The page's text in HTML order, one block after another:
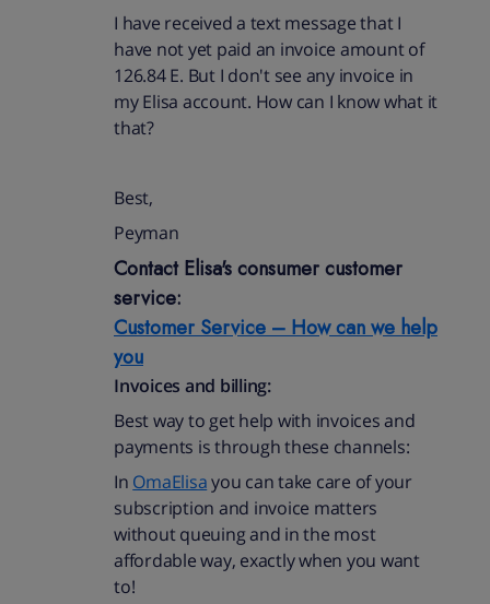
I have received a text message that I
have not yet paid an invoice amount of
126.84 E. But I don't see any invoice in
my Elisa account. How can I know what it
that?
Best,
Peyman
Contact Elisa's consumer customer
service:
Customer Service – How can we help
you
Invoices and billing:
Best way to get help with invoices and
payments is through these channels:
In OmaElisayou can take care of your
subscription and invoice matters
without queuing and in the most
affordable way, exactly when you want
to!